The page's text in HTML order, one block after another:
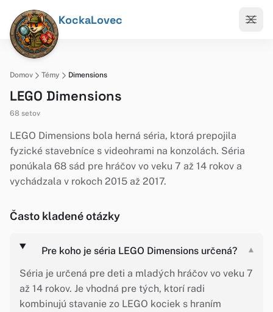
KockaLovec
Domov Témy Dimensions
LEGO Dimensions
68 setov
LEGO Dimensions bola herná séria, ktorá prepojila
fyzické stavebníce s videohrami na konzolách. Séria
ponúkala 68 sád pre hráčov vo veku 7 až 14 rokov a
vychádzala v rokoch 2015 až 2017.
Často kladené otázky
Pre koho je séria LEGO Dimensions určená?
▾
Séria je určená pre deti a mladých hráčov vo veku 7
až 14 rokov. Je vhodná pre tých, ktorí radi
kombinujú stavanie zo LEGO kociek s hraním